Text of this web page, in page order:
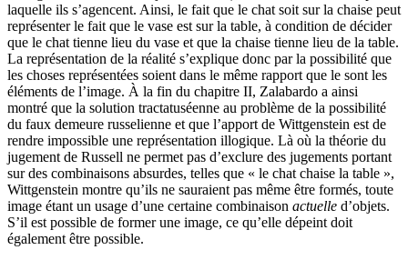
laquelle ils s’agencent. Ainsi, le fait que le chat soit sur la chaise peut
représenter le fait que le vase est sur la table, à condition de décider
que le chat tienne lieu du vase et que la chaise tienne lieu de la table.
La représentation de la réalité s’explique donc par la possibilité que
les choses représentées soient dans le même rapport que le sont les
éléments de l’image. À la fin du chapitre II, Zalabardo a ainsi
montré que la solution tractatuséenne au problème de la possibilité
du faux demeure russelienne et que l’apport de Wittgenstein est de
rendre impossible une représentation illogique. Là où la théorie du
jugement de Russell ne permet pas d’exclure des jugements portant
sur des combinaisons absurdes, telles que « le chat chaise la table »,
Wittgenstein montre qu’ils ne sauraient pas même être formés, toute
image étant un usage d’une certaine combinaison actuelle d’objets.
S’il est possible de former une image, ce qu’elle dépeint doit
également être possible.